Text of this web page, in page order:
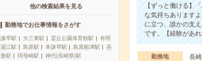
他の検索結果を見る
勤務地でお仕事情報をさがす
諫早駅 大三東駅 霊丘公園体育館駅
有明
湯江駅
島原駅 本諫早駅 島原船津駅
吾
妻駅
阿母崎駅 神代(長崎県)駅
【ずっと働ける】
な気持ちあります
に立つ、誰かの支
です。【経験があ
勤務地
長